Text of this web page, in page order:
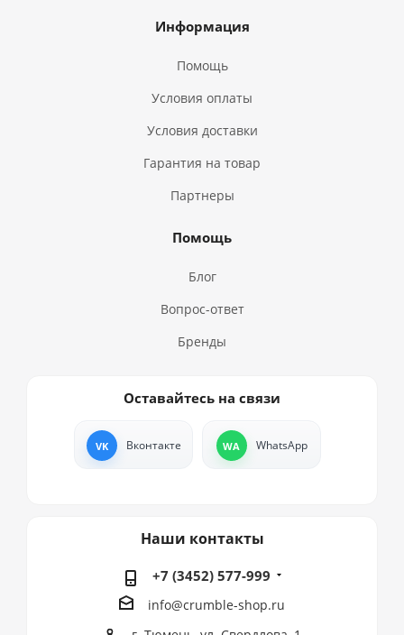
Информация
Помощь
Условия оплаты
Условия доставки
Гарантия на товар
Партнеры
Помощь
Блог
Вопрос-ответ
Бренды
Оставайтесь на связи
Вконтакте WhatsApp
Наши контакты
+7 (3452) 577-999
info@crumble-shop.ru